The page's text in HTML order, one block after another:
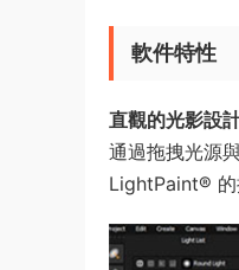
軟件特性
直觀的光影設
通過拖拽光源
LightPaint® 的